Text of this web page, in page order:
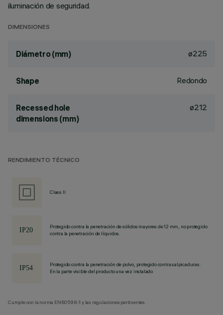
iluminación de seguridad.
DIMENSIONES
Diámetro (mm) ø225
Shape Redondo
Recessed hole
dimensions (mm)
ø212
RENDIMIENTO TÉCNICO
Class II
Protegido contra la penetración de sólidos mayores de 12 mm, no protegido
contra la penetración de líquidos.
Protegido contra la penetración de polvo, protegido contra salpicaduras.
En la parte visible del producto una vez instalado
Cumple con la norma EN60598-1 y las regulaciones pertinentes.